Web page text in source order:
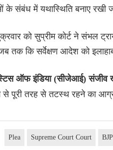
संबंध में यथास्थिति बनाए रखी
को सुप्रीम कोर्ट ने संभल
तक कि सर्वेक्षण आदेश को
ऑफ इंडिया (सीजेआई) संजीव
से पूरी तरह से तटस्थ रहने का
Plea Supreme Court Court BJP